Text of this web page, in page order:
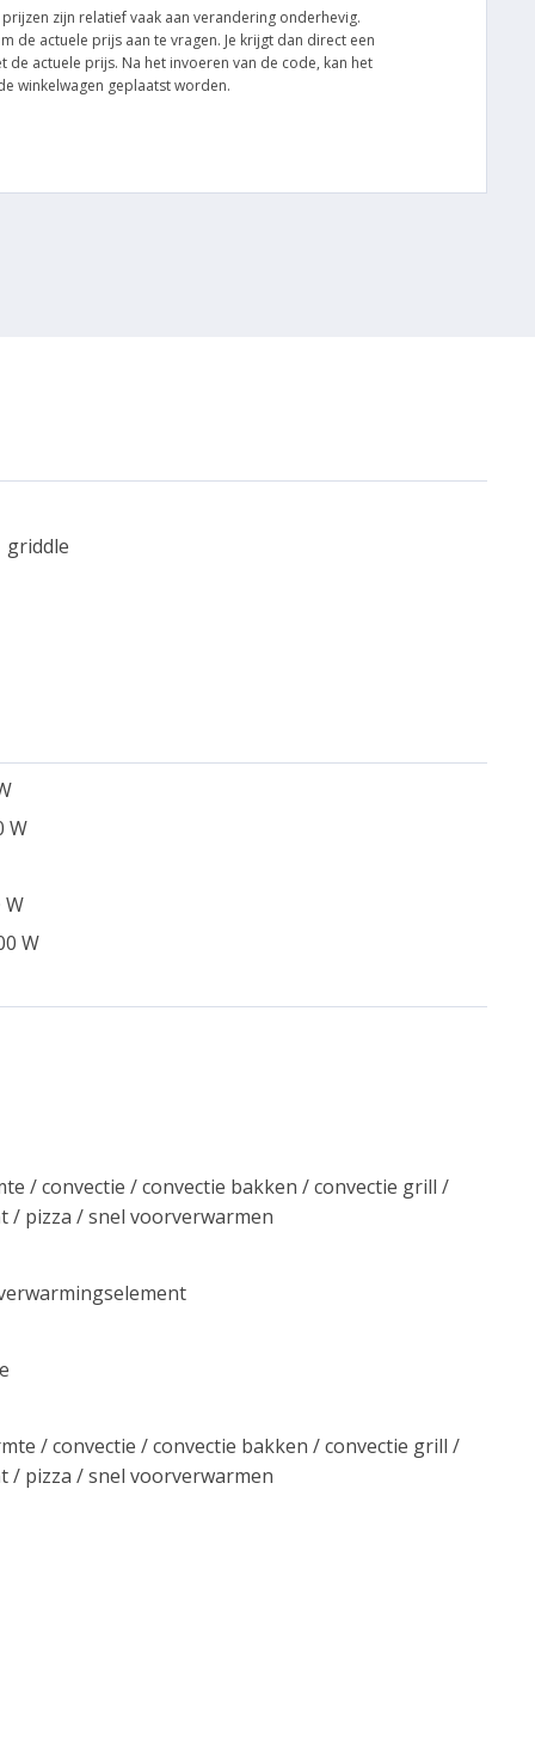
zijn relatief vaak aan verandering onderhevig.
de actuele prijs aan te vragen. Je krijgt dan direct een
de actuele prijs. Na het invoeren van de code, kan het
winkelwagen geplaatst worden.
griddle
W
W
W
/ convectie / convectie bakken / convectie grill /
pizza / snel voorverwarmen
/ convectie / convectie bakken / convectie grill /
pizza / snel voorverwarmen